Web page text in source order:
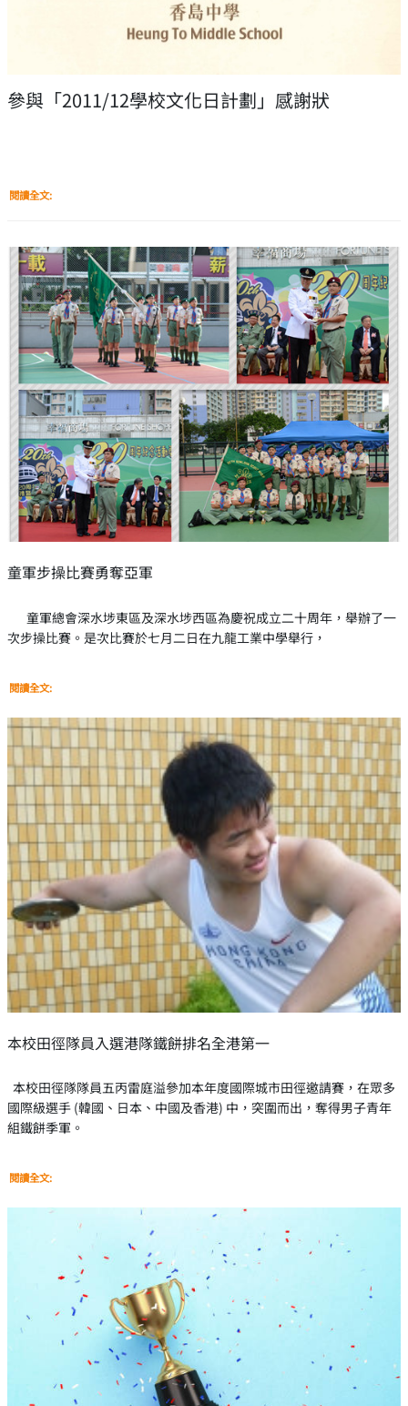
參與「2011/12學校文化日計劃」感謝狀
閱讀全文:
童軍步操比賽勇奪亞軍
童軍總會深水埗東區及深水埗西區為慶祝成立二十周年，舉辦了一
次步操比賽。是次比賽於七月二日在九龍工業中學舉行，
閱讀全文:
本校田徑隊員入選港隊鐵餅排名全港第一
本校田徑隊隊員五丙雷庭溢參加本年度國際城市田徑邀請賽，在眾多
國際級選手 (韓國、日本、中國及香港) 中，突圍而出，奪得男子青年
組鐵餅季軍。
閱讀全文: